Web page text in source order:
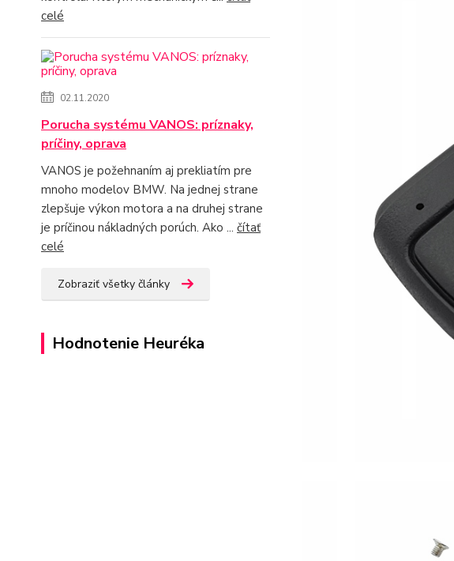
celé
02.11.2020
Porucha systému VANOS: príznaky,
príčiny, oprava
VANOS je požehnaním aj prekliatím pre
mnoho modelov BMW. Na jednej strane
zlepšuje výkon motora a na druhej strane
je príčinou nákladných porúch. Ako ... čítať
celé
Zobraziť všetky články
Hodnotenie Heuréka